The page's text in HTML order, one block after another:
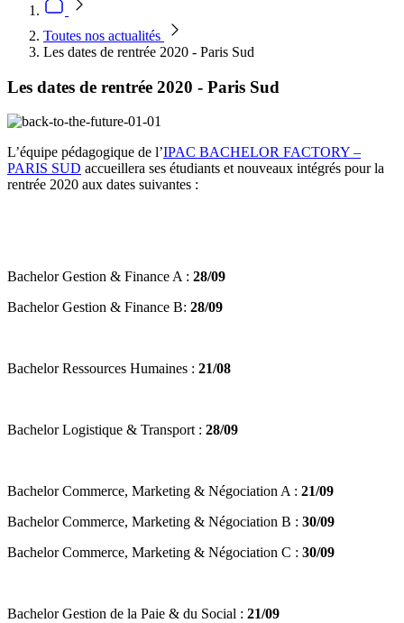
Toutes nos actualités
Les dates de rentrée 2020 - Paris Sud
Les dates de rentrée 2020 - Paris Sud
L’équipe pédagogique de l’IPAC BACHELOR FACTORY –
PARIS SUD accueillera ses étudiants et nouveaux intégrés pour la
rentrée 2020 aux dates suivantes :
Bachelor Gestion & Finance A : 28/09
Bachelor Gestion & Finance B: 28/09
Bachelor Ressources Humaines : 21/08
Bachelor Logistique & Transport : 28/09
Bachelor Commerce, Marketing & Négociation A : 21/09
Bachelor Commerce, Marketing & Négociation B : 30/09
Bachelor Commerce, Marketing & Négociation C : 30/09
Bachelor Gestion de la Paie & du Social : 21/09